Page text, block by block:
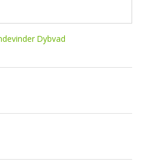
OG
Dybvad